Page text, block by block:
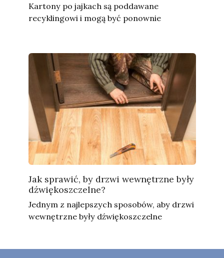
Kartony po jajkach są poddawane
recyklingowi i mogą być ponownie
Jak sprawić, by drzwi wewnętrzne były
dźwiękoszczelne?
Jednym z najlepszych sposobów, aby drzwi
wewnętrzne były dźwiękoszczelne